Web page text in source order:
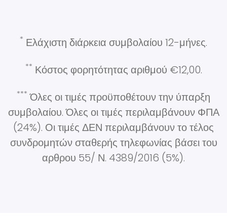
* Ελάχιστη διάρκεια συμβολαίου 12-μήνες.
** Κόστος φορητότητας αριθμού €12,00.
*** Όλες οι τιμές προϋποθέτουν την ύπαρξη
συμβολαίου. Όλες οι τιμές περιλαμβάνουν ΦΠΑ
(24%). Οι τιμές ΔΕΝ περιλαμβάνουν το τέλος
συνδρομητών σταθερής τηλεφωνίας βάσει του
αρθρου 55/ Ν. 4389/2016 (5%).